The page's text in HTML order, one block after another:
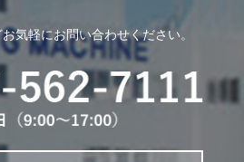
気軽にお問い合わせください。